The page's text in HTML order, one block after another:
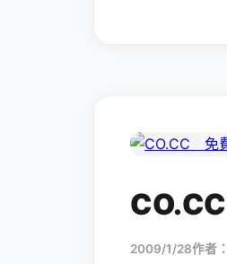
2009/1/28作者：